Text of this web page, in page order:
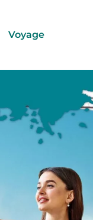
Voyage